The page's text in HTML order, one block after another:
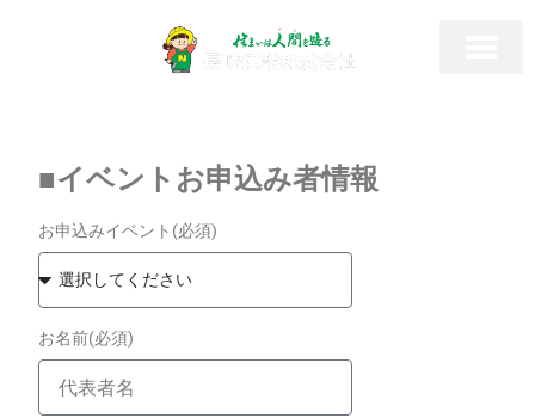
■イベントお申込み者情報
お申込みイベント(必須)
お名前(必須)